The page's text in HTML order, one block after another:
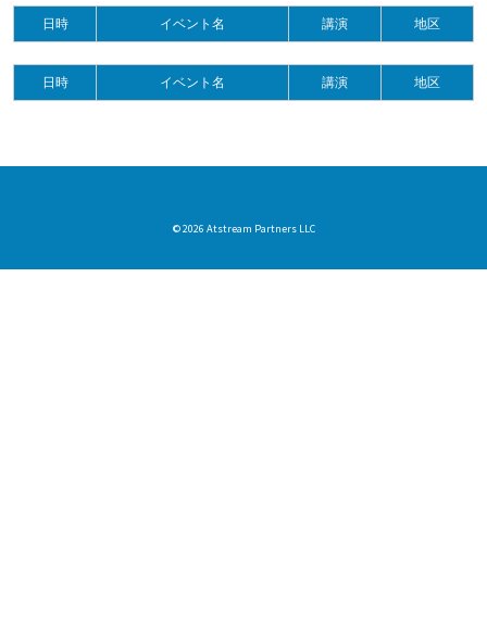
日時 イベント名 講演 地区
日時 イベント名 講演 地区
© 2026 Atstream Partners LLC